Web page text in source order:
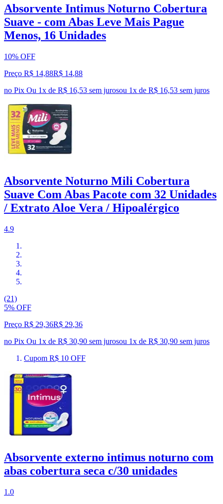
Absorvente Intimus Noturno Cobertura
Suave - com Abas Leve Mais Pague
Menos, 16 Unidades
10% OFF
Preço R$ 14,88R$ 14,88
no Pix Ou 1x de R$ 16,53 sem jurosou 1x de R$ 16,53 sem juros
Absorvente Noturno Mili Cobertura
Suave Com Abas Pacote com 32 Unidades
/ Extrato Aloe Vera / Hipoalérgico
4.9
(21)
5% OFF
Preço R$ 29,36R$ 29,36
no Pix Ou 1x de R$ 30,90 sem jurosou 1x de R$ 30,90 sem juros
Cupom R$ 10 OFF
Absorvente externo intimus noturno com
abas cobertura seca c/30 unidades
1.0